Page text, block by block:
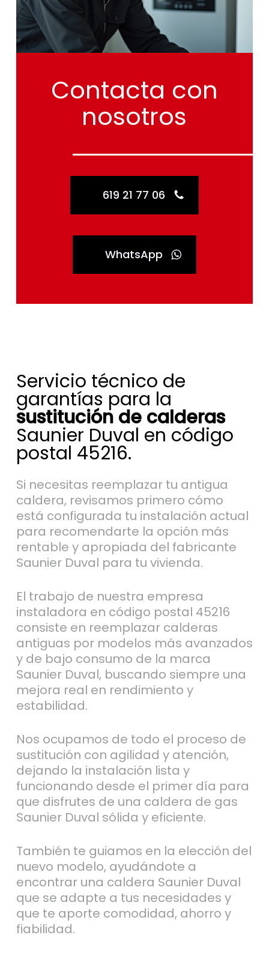
Contacta con
nosotros
619 21 77 06
WhatsApp
Servicio técnico de
garantías para la
sustitución de calderas
Saunier Duval en código
postal 45216.
Si necesitas reemplazar tu antigua
caldera, revisamos primero cómo
está configurada tu instalación actual
para recomendarte la opción más
rentable y apropiada del fabricante
Saunier Duval para tu vivienda.
El trabajo de nuestra empresa
instaladora en código postal 45216
consiste en reemplazar calderas
antiguas por modelos más avanzados
y de bajo consumo de la marca
Saunier Duval, buscando siempre una
mejora real en rendimiento y
estabilidad.
Nos ocupamos de todo el proceso de
sustitución con agilidad y atención,
dejando la instalación lista y
funcionando desde el primer día para
que disfrutes de una caldera de gas
Saunier Duval sólida y eficiente.
También te guiamos en la elección del
nuevo modelo, ayudándote a
encontrar una caldera Saunier Duval
que se adapte a tus necesidades y
que te aporte comodidad, ahorro y
fiabilidad.